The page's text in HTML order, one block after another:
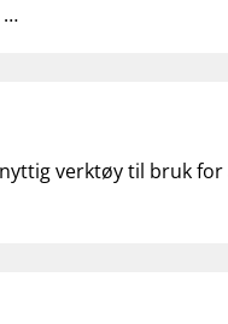
…
verktøy til bruk for